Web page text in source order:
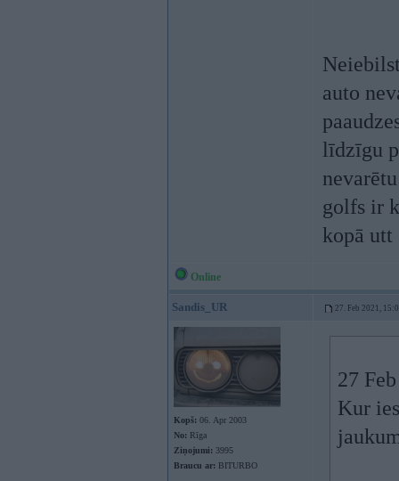
auto
līdzīgu
golfs ir
kopā utt
Online
Sandis_UR 27. Feb 2021,
Kopš: 06. Apr 2003
No: Rīga
Ziņojumi: 3995
Braucu ar: BITURBO
27
Kur